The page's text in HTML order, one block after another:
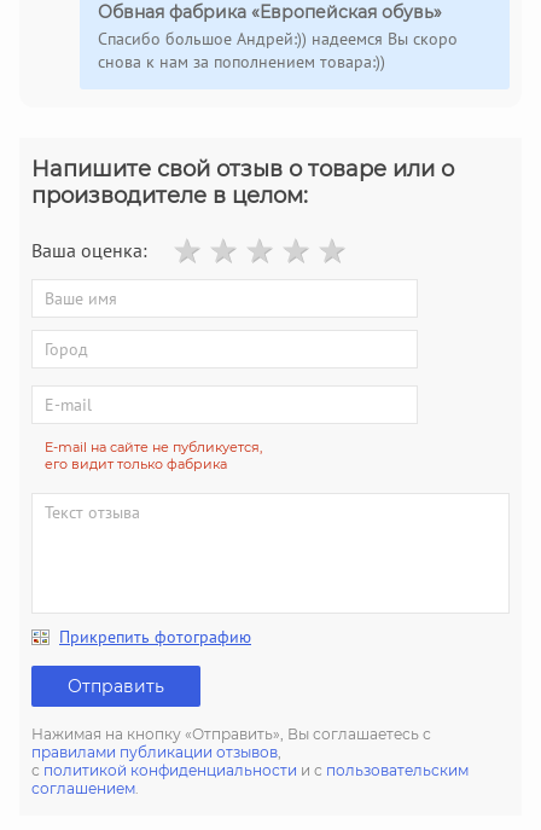
Обвная фабрика «Европейская обувь»
Спасибо большое Андрей:)) надеемся Вы скоро
снова к нам за пополнением товара:))
Напишите свой отзыв о товаре или о
производителе в целом:
Ваша оценка:
E-mail на сайте не публикуется,
его видит только фабрика
Прикрепить фотографию
Отправить
Нажимая на кнопку «Отправить», Вы соглашаетесь с
правилами публикации отзывов,
с политикой конфиденциальности и с пользовательским
соглашением.